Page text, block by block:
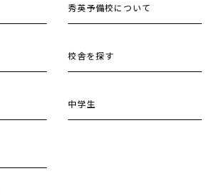
秀英予備校について
校舎を探す
中学生